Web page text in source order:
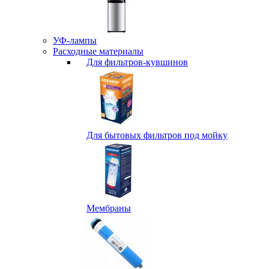
УФ-лампы
Расходные материалы
Для фильтров-кувшинов
Для бытовых фильтров под мойку
Мембраны